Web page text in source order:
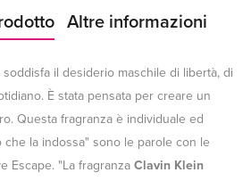
Altre informazioni
il desiderio maschile di libertà, di
È stata pensata per creare un
Questa fragranza è individuale ed
che la indossa" sono le parole con le
Escape. "La fragranza Clavin Klein